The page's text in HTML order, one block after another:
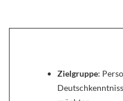
Zielgruppe: